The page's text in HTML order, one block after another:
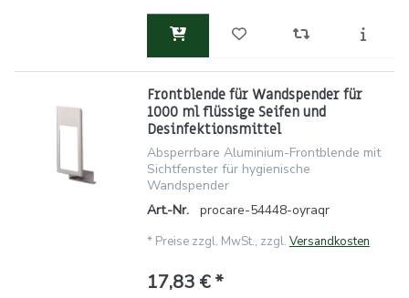
Frontblende für Wandspender für
1000 ml flüssige Seifen und
Desinfektionsmittel
Absperrbare Aluminium-Frontblende mit
Sichtfenster für hygienische
Wandspender
Art.-Nr.
procare-54448-oyraqr
* Preise zzgl. MwSt., zzgl. Versandkosten
17,83 € *